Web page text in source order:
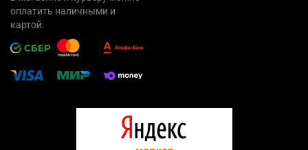
оплатить наличными и
картой.